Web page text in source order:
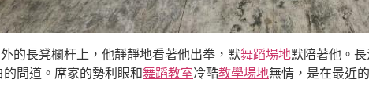
的長凳欄杆上，他靜靜地看著他出拳，默舞蹈場地默陪著他。
問道。席家的勢利眼和舞蹈教室冷酷教學場地無情，是在最近